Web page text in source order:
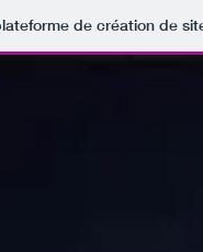
de création de